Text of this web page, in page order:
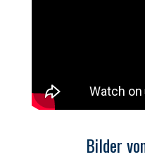
Bilder